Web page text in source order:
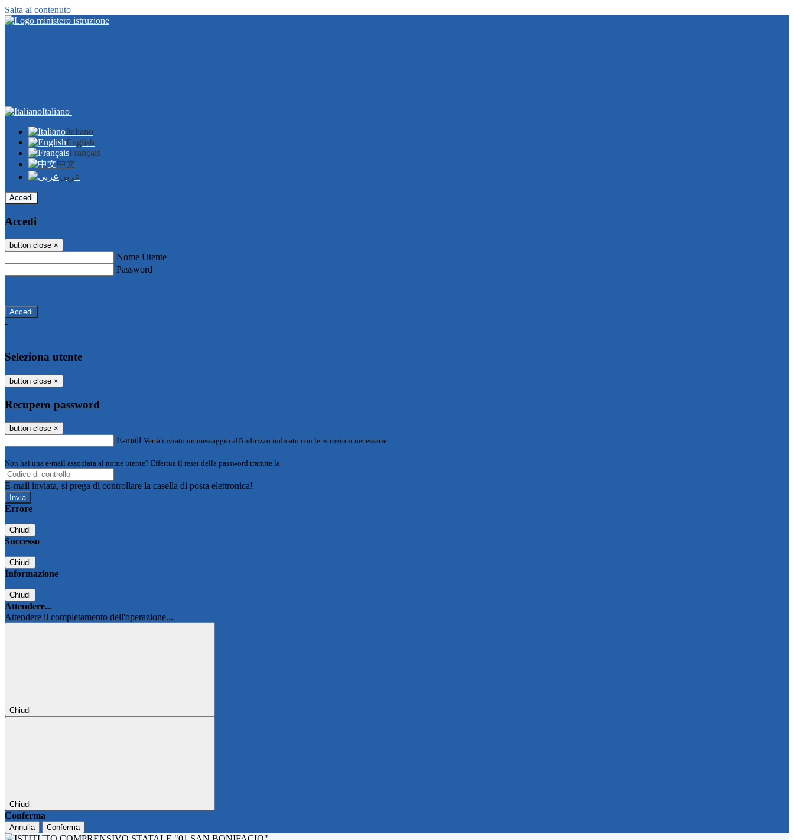
Salta al contenuto
Italiano
Italiano
English
Français
中文
عربى
Accedi
Accedi
button close ×
Nome Utente
Password
-
Seleziona utente
button close ×
Recupero password
button close ×
E-mail Verrà inviato un messaggio all'indirizzo indicato con le istruzioni necessarie.
Non hai una e-mail associata al nome utente? Effettua il reset della password tramite la
E-mail inviata, si prega di controllare la casella di posta elettronica!
Errore
Chiudi
Successo
Chiudi
Informazione
Chiudi
Attendere...
Attendere il completamento dell'operazione...
Chiudi
Chiudi
Conferma
Annulla Conferma